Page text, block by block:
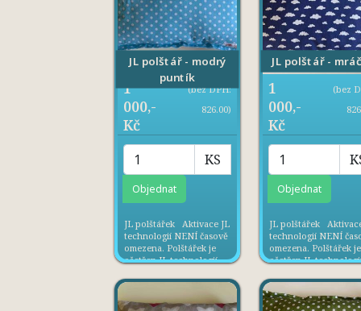
JL polštář - modrý
puntík
1
000,-
Kč
(bez DPH:
826.00)
KS
JL polštářek Aktivace JL
technologií NENÍ časově
omezena. Polštářek je
ošetřen JL technologií,
příznivého mikroklima,
napomáhá k lepšímu
spánku. Velikost cca
JL polštář -
1
000,-
Kč
(bez
JL polštářek
technologií NENÍ
omezena. Polštářek je
ošetřen JL
příznivého
napomáhá k lepšímu
spánku. Velikost cca